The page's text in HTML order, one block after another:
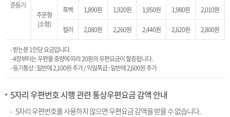
준등기
주문형
(소형)
흑백 1,890원 1,920원 1,950원 1,980원 2,010원
컬러 2,080원 2,260원 2,440원 2,620원 2,800원
- 받는분 1인당 요금입니다.
- 4장부터는 우편물 중량에 따라 20원의 우편요금이 할증됩니다.
- 등기통상 : 일반에 2,100원 추가 / 익일특급 : 일반에 2,600원 추가
5자리 우편번호 시행 관련 통상우편요금 감액 안내
5자리 우편번호를 사용하지 않으면 우편요금 감액을 받을 수 없습니다.